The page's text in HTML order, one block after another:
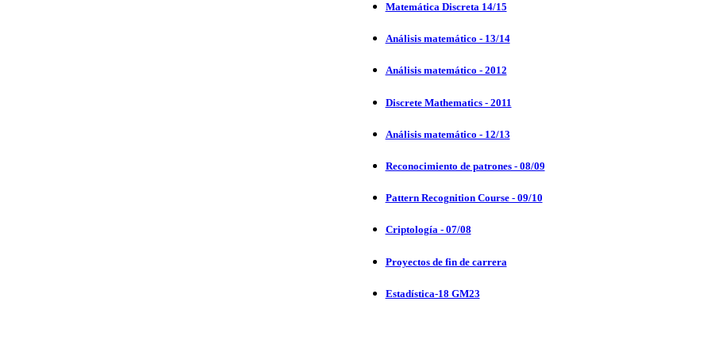
Matemática Discreta 14/15
Análisis matemático - 13/14
Análisis matemático - 2012
Discrete Mathematics - 2011
Análisis matemático - 12/13
Reconocimiento de patrones - 08/09
Pattern Recognition Course - 09/10
Criptología - 07/08
Proyectos de fin de carrera
Estadística-18 GM23